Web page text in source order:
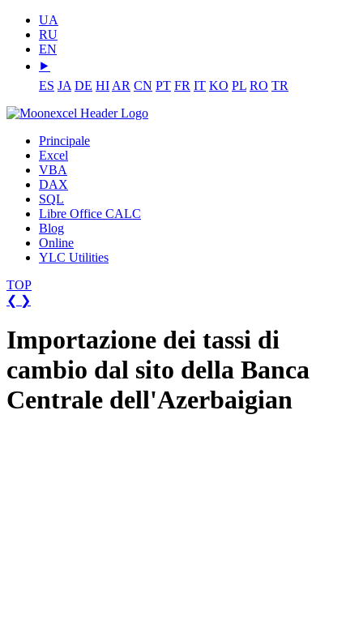
UA
RU
EN
⯈
ES JA DE HI AR CN PT FR IT KO PL RO TR
Principale
Excel
VBA
DAX
SQL
Libre Office CALC
Blog
Online
YLC Utilities
TOP
❮ ❯
Importazione dei tassi di
cambio dal sito della Banca
Centrale dell'Azerbaigian